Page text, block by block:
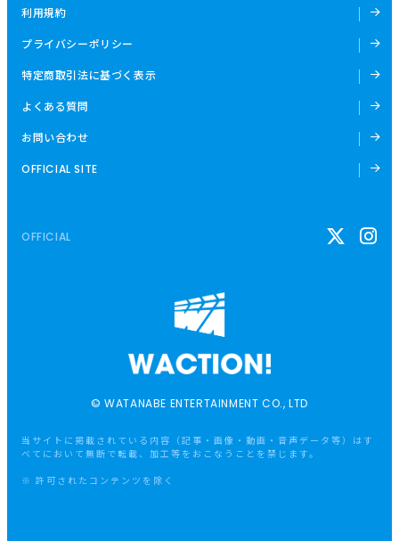
© WATANABE ENTERTAINMENT CO., LTD
利用規約
プライバシーポリシー
特定商取引法に基づく表示
よくある質問
お問い合わせ
OFFICIAL SITE
OFFICIAL
当サイトに掲載されている内容（記事・画像・動画・音声データ等）はす
べてにおいて無断で転載、加工等をおこなうことを禁じます。
※ 許可されたコンテンツを除く